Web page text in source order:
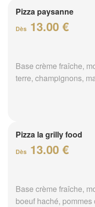
Pizza paysanne
Dès 13.00 €
Base crème fraîche,
terre, champignons,
Pizza la grilly food
Dès 13.00 €
Base crème fraîche,
boeuf haché, pommes